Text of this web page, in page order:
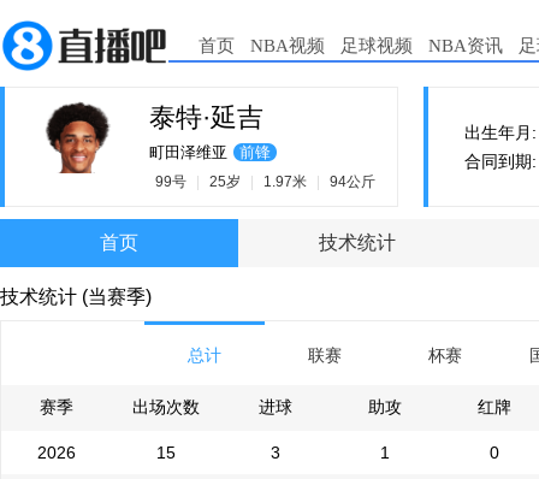
首页 NBA视频 足球视频 NBA资讯
泰特·延吉
町田泽维亚 前锋
99号 25岁 1.97米 94公斤
出生年月
合同到期
首页 技术统计
技术统计 (当赛季)
总计 联赛 杯赛
赛季 出场次数 进球 助攻 红牌
2026 15 3 1 0